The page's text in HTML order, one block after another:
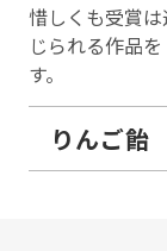
惜しくも受賞
じられる作品
す。
りんご飴